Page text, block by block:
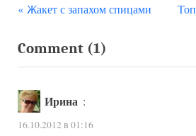
Навигация
по
записям
П
е
д
ы
д
у
Жакет с запахом спицами
С
д
Comment (1)
“Как
Ирина :
16.10.2012 в 01:16